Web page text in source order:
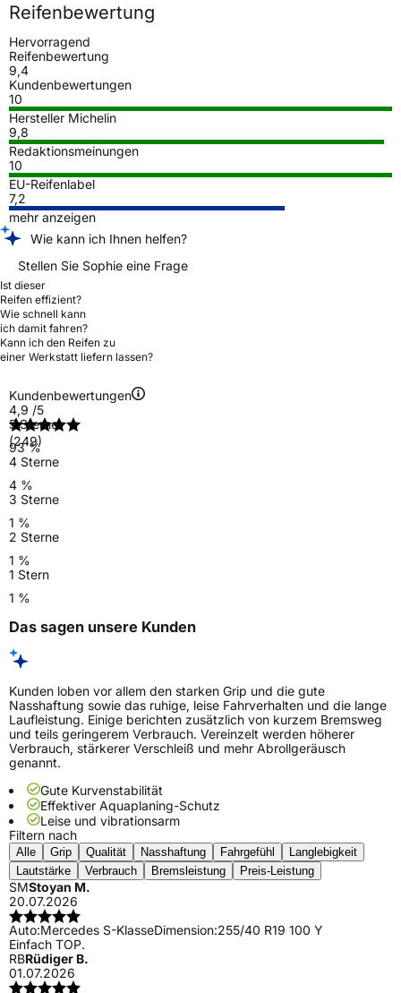
Reifenbewertung
Hervorragend
Reifenbewertung
9,4
Kundenbewertungen
10
Hersteller Michelin
9,8
Redaktionsmeinungen
10
EU-Reifenlabel
7,2
mehr anzeigen
Wie kann ich Ihnen helfen?
Stellen Sie Sophie eine Frage
Ist dieser
Reifen effizient?
Wie schnell kann
ich damit fahren?
Kann ich den Reifen zu
einer Werkstatt liefern lassen?
Kundenbewertungen
4,9 /5
(249)
5 Sterne
93 %
4 Sterne
4 %
3 Sterne
1 %
2 Sterne
1 %
1 Stern
1 %
Das sagen unsere Kunden
Kunden loben vor allem den starken Grip und die gute
Nasshaftung sowie das ruhige, leise Fahrverhalten und die lange
Laufleistung. Einige berichten zusätzlich von kurzem Bremsweg
und teils geringerem Verbrauch. Vereinzelt werden höherer
Verbrauch, stärkerer Verschleiß und mehr Abrollgeräusch
genannt.
Gute Kurvenstabilität
Effektiver Aquaplaning-Schutz
Leise und vibrationsarm
Filtern nach
Alle Grip Qualität Nasshaftung Fahrgefühl
Langlebigkeit
Lautstärke
Verbrauch Bremsleistung Preis-Leistung
SMStoyan M.
20.07.2026
Auto:Mercedes S-KlasseDimension:255/40 R19 100 Y
Einfach TOP.
RBRüdiger B.
01.07.2026